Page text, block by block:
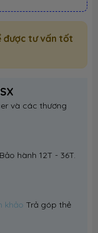
được tư vấn tốt
và các thương
hành 12T - 36T.
khảoTrả góp thẻ